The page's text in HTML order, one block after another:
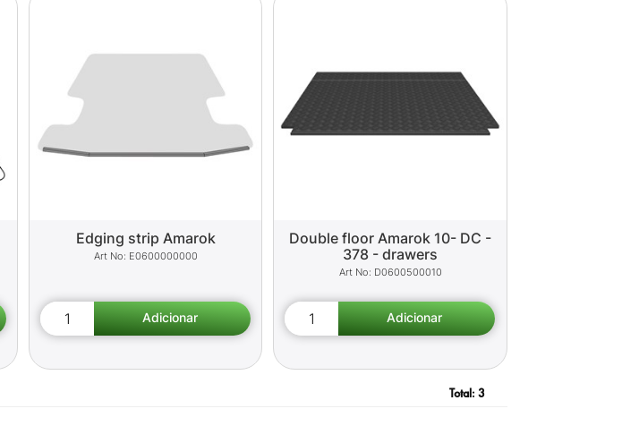
Edging strip Amarok
E0600000000
Double floor Amarok 10- DC -
378 - drawers
D0600500010
Total: 3